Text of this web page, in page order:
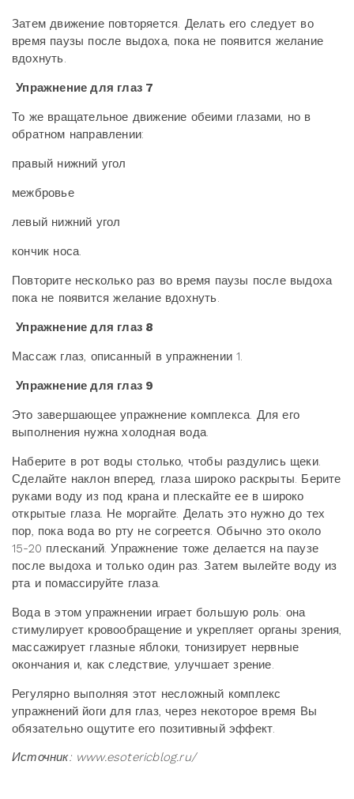
Затем движение повторяется. Делать его следует во
время паузы после выдоха, пока не появится желание
вдохнуть.
Упражнение для глаз 7
То же вращательное движение обеими глазами, но в
обратном направлении:
правый нижний угол
межбровье
левый нижний угол
кончик носа.
Повторите несколько раз во время паузы после выдоха
пока не появится желание вдохнуть.
Упражнение для глаз 8
Массаж глаз, описанный в упражнении 1.
Упражнение для глаз 9
Это завершающее упражнение комплекса. Для его
выполнения нужна холодная вода.
Наберите в рот воды столько, чтобы раздулись щеки.
Сделайте наклон вперед, глаза широко раскрыты. Берите
руками воду из под крана и плескайте ее в широко
открытые глаза. Не моргайте. Делать это нужно до тех
пор, пока вода во рту не согреется. Обычно это около
15-20 плесканий. Упражнение тоже делается на паузе
после выдоха и только один раз. Затем вылейте воду из
рта и помассируйте глаза.
Вода в этом упражнении играет большую роль: она
стимулирует кровообращение и укрепляет органы зрения,
массажирует глазные яблоки, тонизирует нервные
окончания и, как следствие, улучшает зрение.
Регулярно выполняя этот несложный комплекс
упражнений йоги для глаз, через некоторое время Вы
обязательно ощутите его позитивный эффект.
Источник: www.esotericblog.ru/